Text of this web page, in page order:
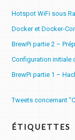
Hotspot WiFi sous
Docker et Docker-
BrewPi partie 2 –
Configuration initiale
BrewPi partie 1 –
Tweets concernant
ÉTIQUETTES